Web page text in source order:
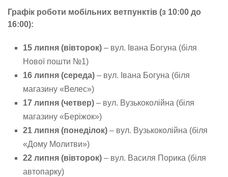
Графік роботи мобільних ветпунктів (з 10:00 до
16:00):
15 липня (вівторок) – вул. Івана Богуна (біля
Нової пошти №1)
16 липня (середа) – вул. Івана Богуна (біля
магазину «Велес»)
17 липня (четвер) – вул. Вузькоколійна (біля
магазину «Беріжок»)
21 липня (понеділок) – вул. Вузькоколійна (біля
«Дому Молитви»)
22 липня (вівторок) – вул. Василя Порика (біля
автопарку)